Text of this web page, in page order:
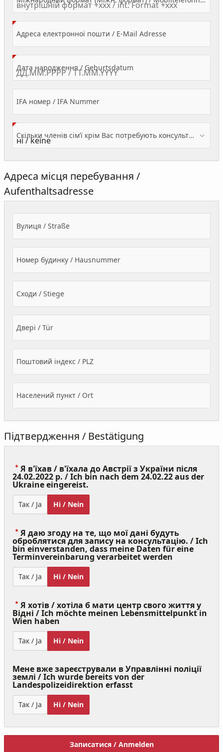
Адреса електронної пошти / E-Mail Adresse(Value Required)
Дата народження / Geburtsdatum
IFA номер / IFA Nummer
Скільки членів сім’ї крім Вас потребують консультації? / Wieviele Familienmitglieder brauchen Beratung - zusätzlich zu Ihnen?
Адреса місця перебування /
Aufenthaltsadresse
Вулиця / Straße
Номер будинку / Hausnummer
Сходи / Stiege
Двері / Tür
Поштовий індекс / PLZ
Населений пункт / Ort
Підтвердження / Bestätigung
Я в'їхав / в'їхала до Австрії з України після
24.02.2022 р. / Ich bin nach dem 24.02.22 aus der
Ukraine eingereist.
Required)
Так / Ja Ні / Nein
Я даю згоду на те, що мої дані будуть
оброблятися для запису на консультацію. / Ich
bin einverstanden, dass meine Daten für eine
Terminvereinbarung verarbeitet werden
Так / Ja Ні / Nein
Я хотів / хотіла б мати центр свого життя у
Відні / Ich möchte meinen Lebensmittelpunkt in
Wien haben
Required)
Так / Ja Ні / Nein
Мене вже зареєстрували в Управлінні поліції
землі / Ich wurde bereits von der
Landespolizeidirektion erfasst
Так / Ja Ні / Nein
Записатися / Anmelden